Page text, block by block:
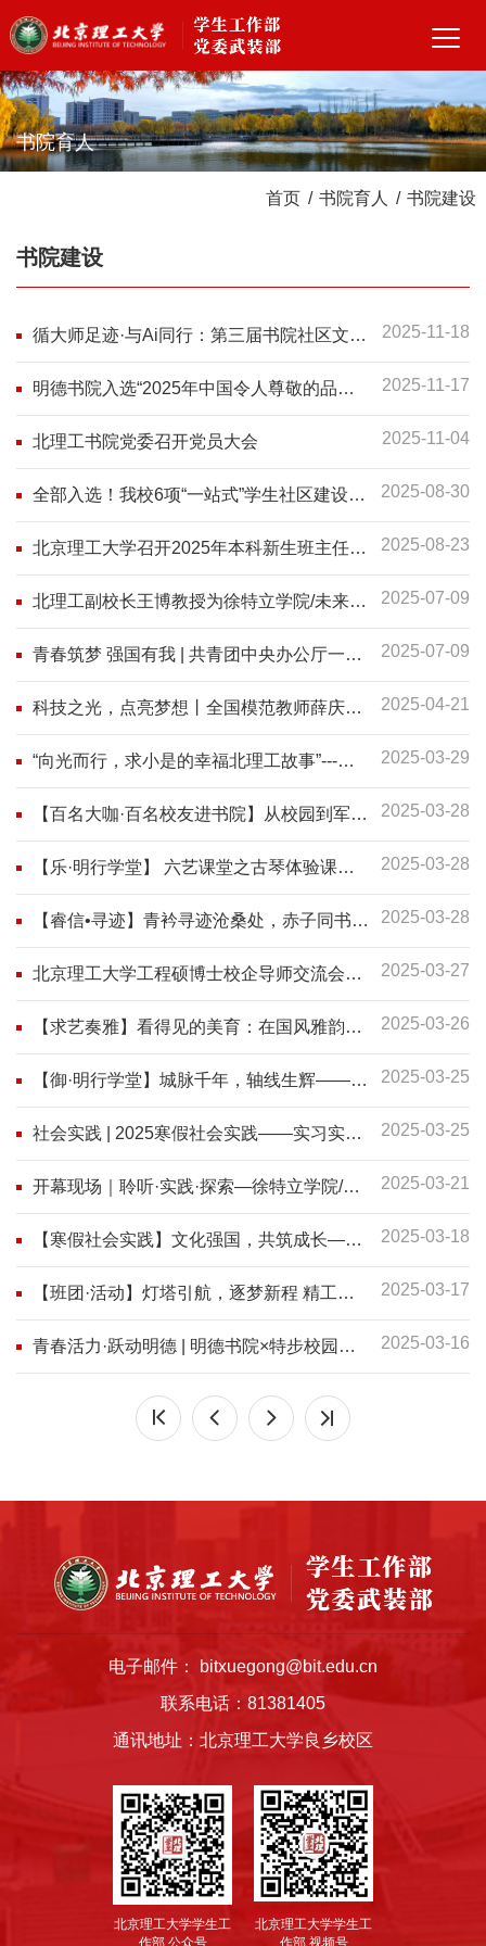
书院育人
首页 / 书院育人 / 书院建设
书院建设
循大师足迹·与Ai同行：第三届书院社区文化
节开幕！
2025-11-18
明德书院入选“2025年中国令人尊敬的品牌
30强”，树立高校育人品牌新标杆
2025-11-17
北理工书院党委召开党员大会 2025-11-04
全部入选！我校6项“一站式”学生社区建设案
例获评教育部2025年优秀成果
2025-08-30
北京理工大学召开2025年本科新生班主任/
学育导师培训会
2025-08-23
北理工副校长王博教授为徐特立学院/未来精
工学院学子作“分子智能科学发展思考”专题
报告
2025-07-09
青春筑梦 强国有我 | 共青团中央办公厅一行
参加北理工睿信书院主题团日活动
2025-07-09
科技之光，点亮梦想丨全国模范教师薛庆赴
石楼中学开展科普讲座
2025-04-21
“向光而行，求小是的幸福北理工故事”---求
是2409班德育开题
2025-03-29
【百名大咖·百名校友进书院】从校园到军
工：校友的热血蜕变
2025-03-28
【乐·明行学堂】 六艺课堂之古琴体验课圆
满结束啦！
2025-03-28
【睿信•寻迹】青衿寻迹沧桑处，赤子同书奋
进章
2025-03-28
北京理工大学工程硕博士校企导师交流会成
功举办
2025-03-27
【求艺奏雅】看得见的美育：在国风雅韵雅
集中体验香韵琴音
2025-03-26
【御·明行学堂】城脉千年，轴线生辉——探
访北京中轴线之首博参观圆满落幕
2025-03-25
社会实践 | 2025寒假社会实践——实习实践
篇
2025-03-25
开幕现场｜聆听·实践·探索—徐特立学院/未
来精工技术学院举办学科专业体验季开幕式
2025-03-21
【寒假社会实践】文化强国，共筑成长——
北京理工大学学生赴四川广播电视台实习实
践
2025-03-18
【班团·活动】灯塔引航，逐梦新程 精工
2409班德育开题交流会
2025-03-17
青春活力·跃动明德 | 明德书院×特步校园跑
活动圆满收官！
2025-03-16
电子邮件： bitxuegong@bit.edu.cn
联系电话：81381405
通讯地址：北京理工大学良乡校区
北京理工大学学生工
北京理工大学学生工